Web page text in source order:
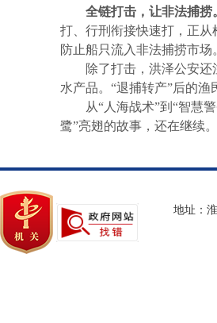
全链打击，让非法捕捞
打、行刑衔接快速打，正
防止船只流入非法捕捞市
除了打击，洪泽公安
水产品。“退捕转产”后的
从“人海战术”到“智慧
鹭”亮翅的故事，还在继续。
地址：